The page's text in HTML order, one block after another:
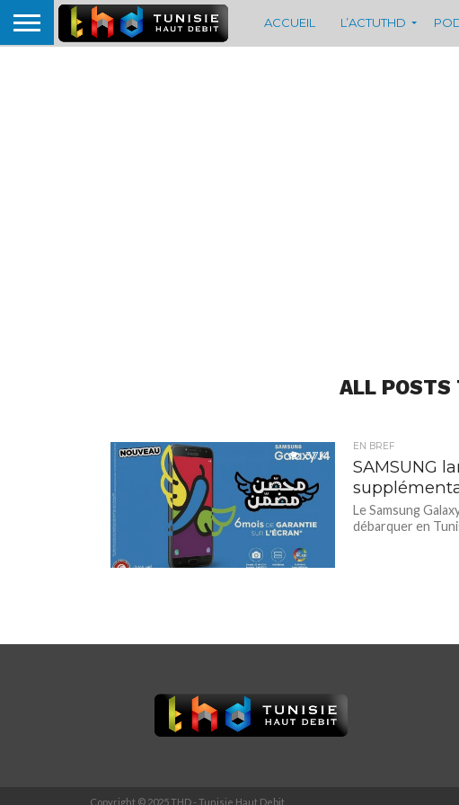
ACCUEIL L’ACTUTHD
ALL POSTS
3.7K
EN BREF
SAMSUNG
Le Samsung
débarquer en
Copyright © 2025 THD - Tunisie Haut Debit.